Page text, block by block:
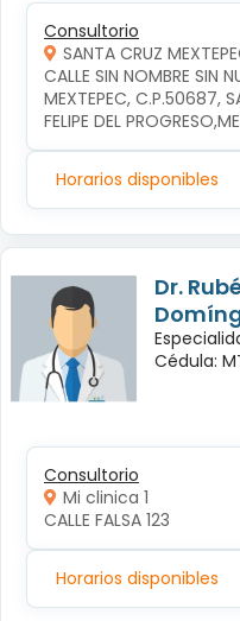
Consultorio
SANTA CRUZ
CALLE SIN NOMBRE SIN
MEXTEPEC, C.P.50687,
FELIPE DEL
Horarios disponibles
Dr.
Cédula:
Consultorio
Mi clinica 1
CALLE FALSA 123
Horarios disponibles